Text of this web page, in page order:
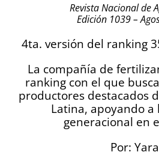
Revista Nacional de
Edición 1039 –
4ta. versión del ranking
La compañía de
ranking con el que
productores destacados
Latina, apoyando a
generacional en
Por: Yara